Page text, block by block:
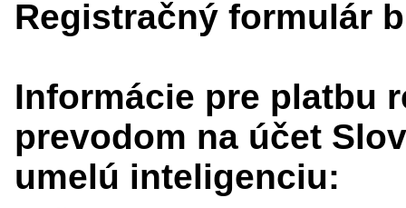
Registračný formulár
Informácie pre platbu
prevodom na účet
umelú inteligenciu: